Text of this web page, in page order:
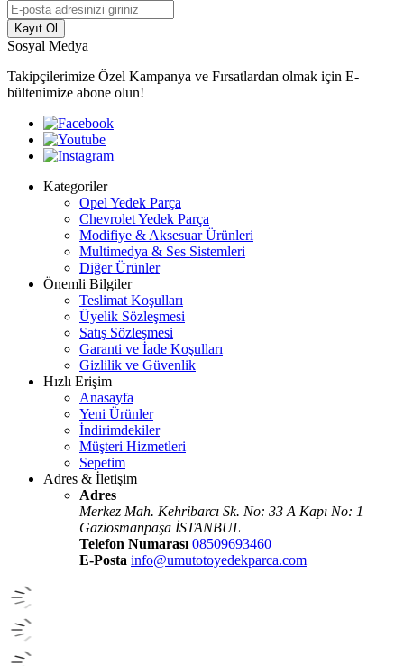
Kayıt Ol
Sosyal Medya
Takipçilerimize Özel Kampanya ve Fırsatlardan olmak için E-
bültenimize abone olun!
Kategoriler
Opel Yedek Parça
Chevrolet Yedek Parça
Modifiye & Aksesuar Ürünleri
Multimedya & Ses Sistemleri
Diğer Ürünler
Önemli Bilgiler
Teslimat Koşulları
Üyelik Sözleşmesi
Satış Sözleşmesi
Garanti ve İade Koşulları
Gizlilik ve Güvenlik
Hızlı Erişim
Anasayfa
Yeni Ürünler
İndirimdekiler
Müşteri Hizmetleri
Sepetim
Adres & İletişim
Adres
Merkez Mah. Kehribarcı Sk. No: 33 A Kapı No: 1
Gaziosmanpaşa İSTANBUL
Telefon Numarası 08509693460
E-Posta info@umutotoyedekparca.com